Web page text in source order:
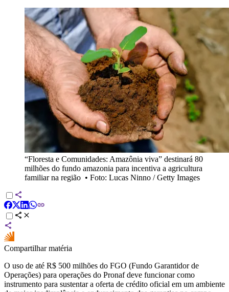
“Floresta e Comunidades: Amazônia viva” destinará 80
milhões do fundo amazonia para incentiva a agricultura
familiar na região • Foto: Lucas Ninno / Getty Images
Compartilhar matéria
O uso de até R$ 500 milhões do FGO (Fundo Garantidor de
Operações) para operações do Pronaf deve funcionar como
instrumento para sustentar a oferta de crédito oficial em um ambiente